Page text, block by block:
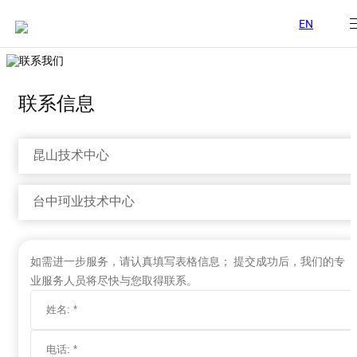
EN
联系信息
昆山技术中心
台中珂业技术中心
如需进一步服务，请认真填写表格信息； 提交成功后，我们的专
业服务人员将尽快与您取得联系。